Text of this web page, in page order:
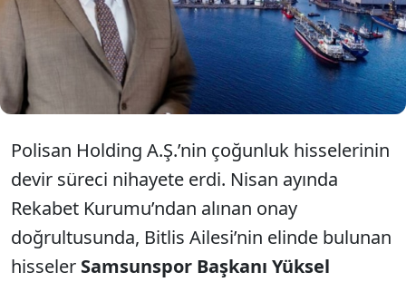
onayının ardından hisse devri
tamamlanırken, şirketin tepe yönetimi de
yenilendi.
Polisan Holding A.Ş.’nin çoğunluk hisselerinin
devir süreci nihayete erdi. Nisan ayında
Rekabet Kurumu’ndan alınan onay
doğrultusunda, Bitlis Ailesi’nin elinde bulunan
hisseler Samsunspor Başkanı Yüksel